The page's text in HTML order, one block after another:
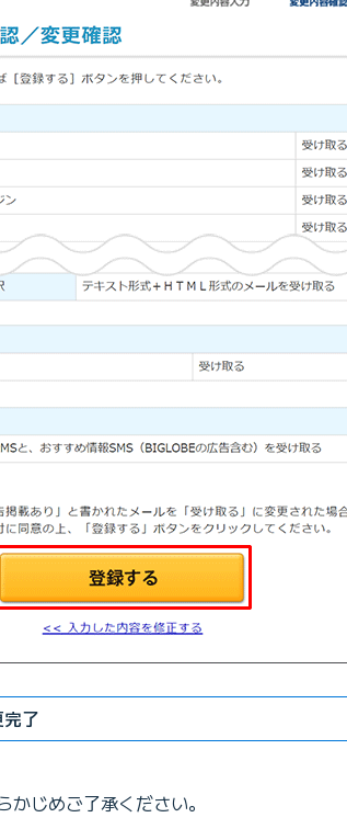
了
じめご了承ください。